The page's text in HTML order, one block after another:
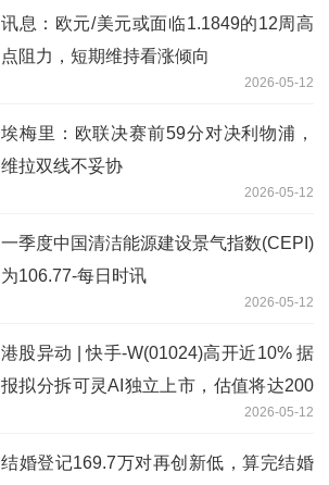
讯息：欧元/美元或面临1.1849的12周高
点阻力，短期维持看涨倾向
2026-05-12
埃梅里：欧联决赛前59分对决利物浦，
维拉双线不妥协
2026-05-12
一季度中国清洁能源建设景气指数(CEPI)
为106.77-每日时讯
2026-05-12
港股异动 | 快手-W(01024)高开近10% 据
报拟分拆可灵AI独立上市，估值将达200
2026-05-12
结婚登记169.7万对再创新低，算完结婚